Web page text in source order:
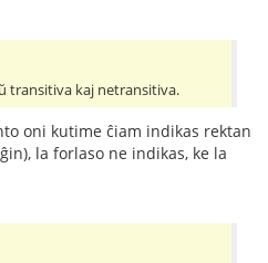
transitiva kaj netransitiva.
oni kutime ĉiam indikas rektan
la forlaso ne indikas, ke la